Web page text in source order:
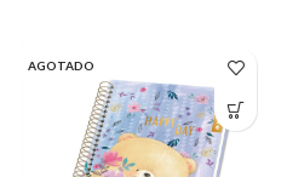
AGOTADO